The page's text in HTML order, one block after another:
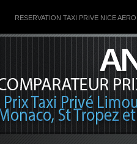
RESERVATION TAXI PRIVE NICE